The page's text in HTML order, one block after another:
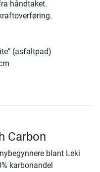
håndtaket.
(asfaltpad)
Carbon
blant Leki
karbonandel